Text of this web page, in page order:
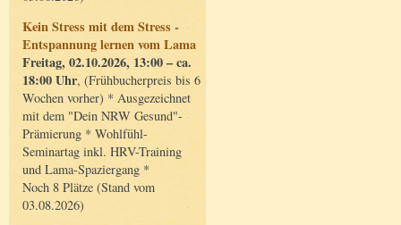
Kein Stress mit dem Stress -
Entspannung lernen vom Lama
Freitag, 02.10.2026, 13:00 – ca.
18:00 Uhr, (Frühbucherpreis bis 6
Wochen vorher) * Ausgezeichnet
mit dem "Dein NRW Gesund"-
Prämierung * Wohlfühl-
Seminartag inkl. HRV-Training
und Lama-Spaziergang *
Noch 8 Plätze (Stand vom
03.08.2026)